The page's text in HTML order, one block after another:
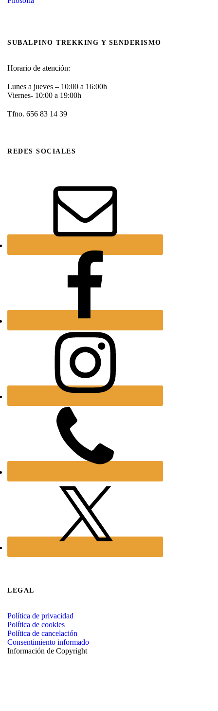
SUBALPINO TREKKING Y SENDERISMO
Horario de atención:
Lunes a jueves – 10:00 a 16:00h
Viernes- 10:00 a 19:00h
Tfno. 656 83 14 39
REDES SOCIALES
LEGAL
Política de privacidad
Política de cookies
Política de cancelación
Consentimiento informado
Información de Copyright